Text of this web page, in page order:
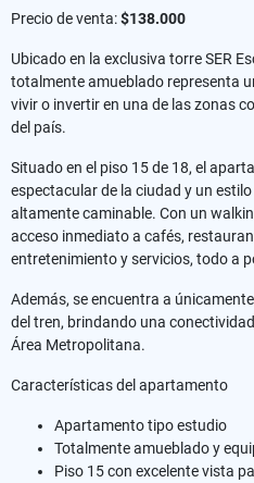
Precio de venta:$138.000
Ubicado en la exclusiva torre SER
totalmente amueblado representa
vivir o invertir en una de las zonas
del país.
Situado en el piso 15 de 18, el
espectacular de la ciudad y un
altamente caminable. Con un
acceso inmediato a cafés,
entretenimiento y servicios, todo a
Además, se encuentra a
del tren, brindando una
Área Metropolitana.
Características del apartamento
Apartamento tipo estudio
Totalmente amueblado y
Piso 15 con excelente vista